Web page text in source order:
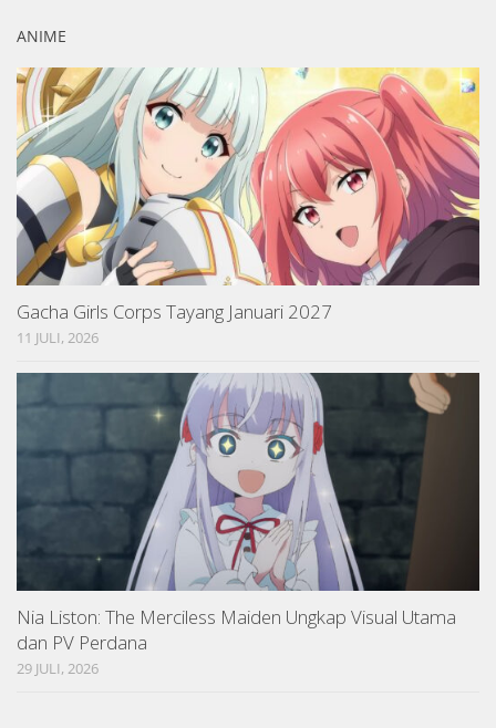
ANIME
Gacha Girls Corps Tayang Januari 2027
11 JULI, 2026
Nia Liston: The Merciless Maiden Ungkap Visual Utama
dan PV Perdana
29 JULI, 2026